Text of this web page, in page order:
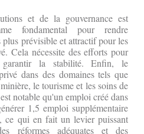
et de la gouvernance est
fondamental pour rendre
plus prévisible et attractif pour les
Cela nécessite des efforts pour
la stabilité. Enfin, le
dans des domaines tels que
le tourisme et les soins de
notable qu'un emploi créé dans
1,5 emploi supplémentaire
ce qui en fait un levier puissant
réformes adéquates et des